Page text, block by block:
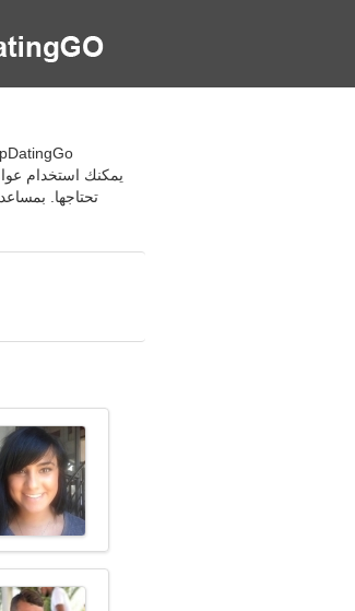
يمكنك استخدام
تحتاجها.